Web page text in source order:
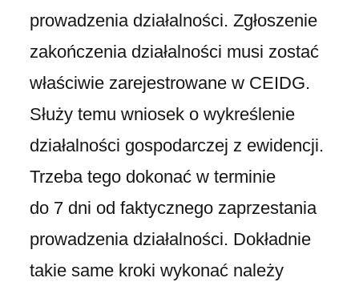
prowadzenia działalności. Zgłoszenie
zakończenia działalności musi zostać
właściwie zarejestrowane w CEIDG.
Służy temu wniosek o wykreślenie
działalności gospodarczej z ewidencji.
Trzeba tego dokonać w terminie
do 7 dni od faktycznego zaprzestania
prowadzenia działalności. Dokładnie
takie same kroki wykonać należy